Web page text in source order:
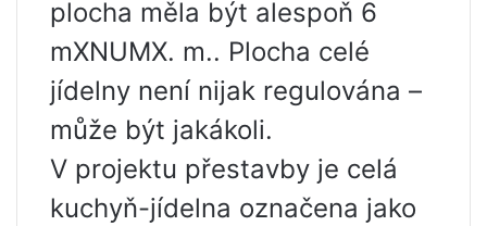
plocha měla být alespoň 6
mXNUMX. m.. Plocha celé
jídelny není nijak regulována –
může být jakákoli.
V projektu přestavby je celá
kuchyň-jídelna označena jako